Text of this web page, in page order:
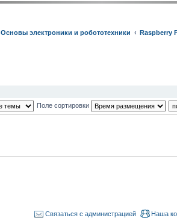
Основы электроники и робототехники Raspberry
Поле сортировки
Наша
Связаться с администрацией